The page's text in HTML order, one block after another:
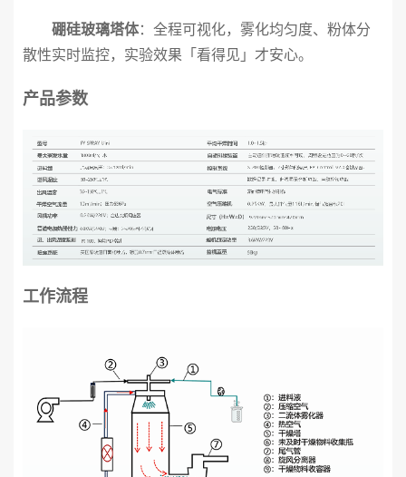
硼硅玻璃塔体：全程可视化，雾化均匀度、粉体分
散性实时监控，实验效果「看得见」才安心。
产品参数
工作流程